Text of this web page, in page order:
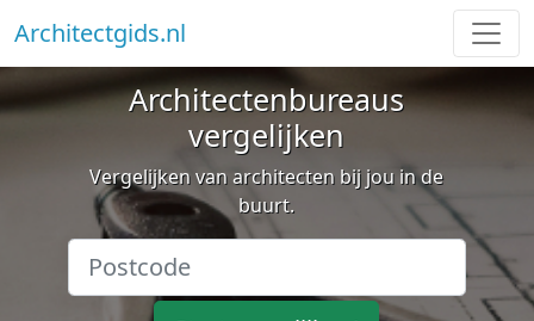
Architectgids.nl
Architectenbureaus
vergelijken
Vergelijken van architecten bij jou in de
buurt.